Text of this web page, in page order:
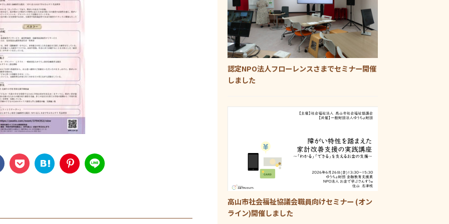
認定NPO法人フローレンスさまでセミナー開催
しました
高山市社会福祉協議会職員向けセミナー (オン
ライン)開催しました